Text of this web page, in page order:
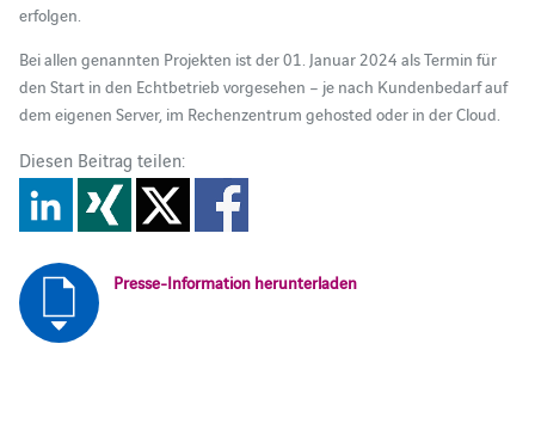
erfolgen.
Bei allen genannten Projekten ist der 01. Januar 2024 als Termin für
den Start in den Echtbetrieb vorgesehen – je nach Kundenbedarf auf
dem eigenen Server, im Rechenzentrum gehosted oder in der Cloud.
Diesen Beitrag teilen:
Presse-Information herunterladen